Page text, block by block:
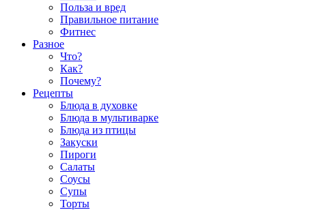
Польза и вред
Правильное питание
Фитнес
Разное
Что?
Как?
Почему?
Рецепты
Блюда в духовке
Блюда в мультиварке
Блюда из птицы
Закуски
Пироги
Салаты
Соусы
Супы
Торты